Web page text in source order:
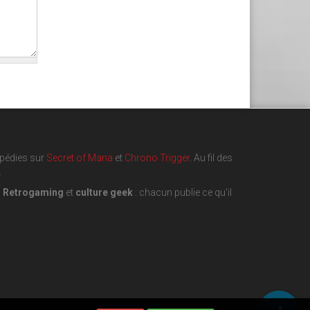
sur Secret of Mana et Chrono Trigger. Au fil des
Retrogaming et culture geek: chacun publie ce qu'il